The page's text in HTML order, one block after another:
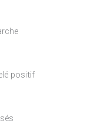
positif